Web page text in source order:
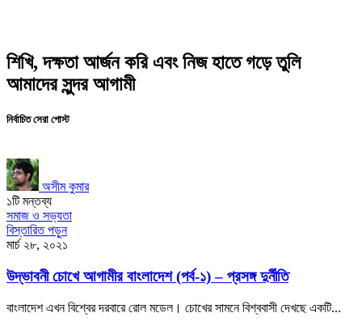
শিখি, দক্ষতা আর্জন করি এবং নিজ হাতে গড়ে তুলি
আমাদের সুন্দর আগামী
নির্বাচিত সেরা পোস্ট
অসীম কুমার
১টি মন্তব্য
সমাজ ও সভ্যতা
বিস্তারিত পড়ুন
মার্চ ২৮, ২০২১
উদ্ভাবনী চোখে আগামীর বাংলাদেশ (পর্ব-১) – প্রসঙ্গ দুর্নীতি
বাংলাদেশ এখন বিশ্বের দরবারে রোল মডেল। চোখের সামনে বিশ্ববাসী দেখছে একটি...